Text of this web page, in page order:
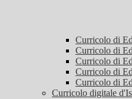
Curricolo di
Curricolo di
Curricolo di
Curricolo di
Curricolo di
Curricolo digitale